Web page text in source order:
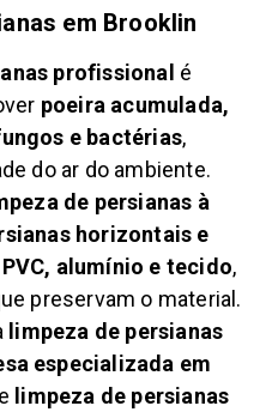
em Brooklin
profissional é
poeira acumulada,
e bactérias,
do ar do ambiente.
de persianas à
horizontais e
alumínio e tecido,
preservam o material.
limpeza de persianas
especializada em
e limpeza de persianas